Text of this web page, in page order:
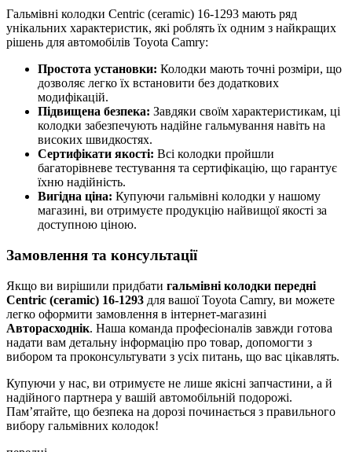
Гальмівні колодки Centric (ceramic) 16-1293 мають ряд
унікальних характеристик, які роблять їх одним з найкращих
рішень для автомобілів Toyota Camry:
Простота установки: Колодки мають точні розміри, що
дозволяє легко їх встановити без додаткових
модифікацій.
Підвищена безпека: Завдяки своїм характеристикам, ці
колодки забезпечують надійне гальмування навіть на
високих швидкостях.
Сертифікати якості: Всі колодки пройшли
багаторівневе тестування та сертифікацію, що гарантує
їхню надійність.
Вигідна ціна: Купуючи гальмівні колодки у нашому
магазині, ви отримуєте продукцію найвищої якості за
доступною ціною.
Замовлення та консультації
Якщо ви вирішили придбати гальмівні колодки передні
Centric (ceramic) 16-1293 для вашої Toyota Camry, ви можете
легко оформити замовлення в інтернет-магазині
Авторасходнік. Наша команда професіоналів завжди готова
надати вам детальну інформацію про товар, допомогти з
вибором та проконсультувати з усіх питань, що вас цікавлять.
Купуючи у нас, ви отримуєте не лише якісні запчастини, а й
надійного партнера у вашій автомобільній подорожі.
Пам’ятайте, що безпека на дорозі починається з правильного
вибору гальмівних колодок!